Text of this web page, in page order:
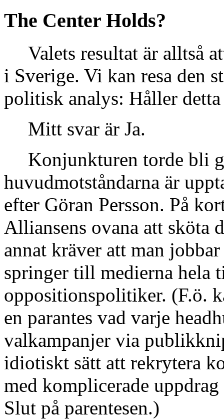
The Center Holds?
Valets resultat är alltså
i Sverige. Vi kan resa den
politisk analys: Håller detta
Mitt svar är Ja.
Konjunkturen torde bli
huvudmotståndarna är
efter Göran Persson. På
Alliansens ovana att sköta
annat kräver att man
springer till medierna hela
oppositionspolitiker. (F.ö.
en parantes vad varje
valkampanjer via
idiotiskt sätt att rekrytera
med komplicerade
Slut på parentesen.)